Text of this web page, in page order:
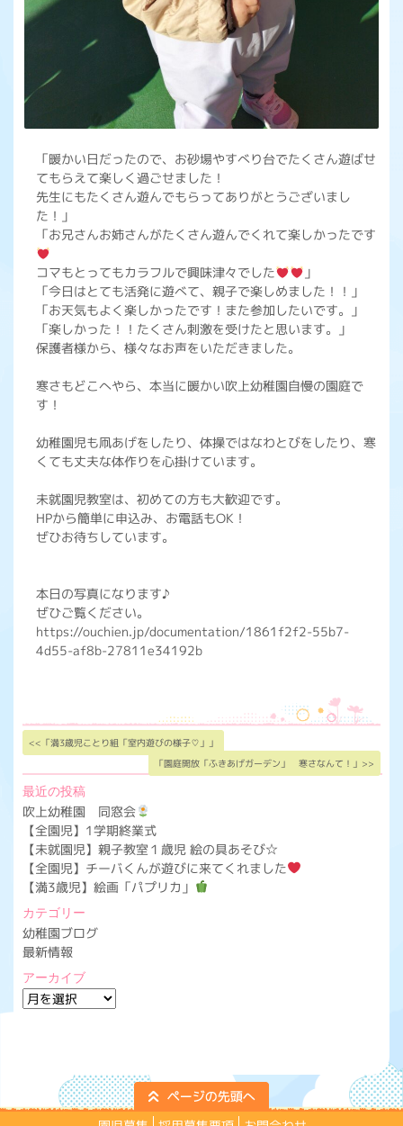
「暖かい日だったので、お砂場やすべり台でたくさん遊ばせ
てもらえて楽しく過ごせました！
先生にもたくさん遊んでもらってありがとうございまし
た！」
「お兄さんお姉さんがたくさん遊んでくれて楽しかったです
コマもとってもカラフルで興味津々でした
」
「今日はとても活発に遊べて、親子で楽しめました！！」
「お天気もよく楽しかったです！また参加したいです。」
「楽しかった！！たくさん刺激を受けたと思います。」
保護者様から、様々なお声をいただきました。
寒さもどこへやら、本当に暖かい吹上幼稚園自慢の園庭で
す！
幼稚園児も凧あげをしたり、体操ではなわとびをしたり、寒
くても丈夫な体作りを心掛けています。
未就園児教室は、初めての方も大歓迎です。
HPから簡単に申込み、お電話もOK！
ぜひお待ちしています。
本日の写真になります♪
ぜひご覧ください。
https://ouchien.jp/documentation/1861f2f2-55b7-
4d55-af8b-27811e34192b
<<「満3歳児ことり組「室内遊びの様子♡」」
「園庭開放「ふきあげガーデン」 寒さなんて！」>>
最近の投稿
吹上幼稚園 同窓会
【全園児】1学期終業式
【未就園児】親子教室１歳児 絵の具あそび☆
【全園児】チーバくんが遊びに来てくれました
【満3歳児】絵画「パプリカ」
カテゴリー
幼稚園ブログ
最新情報
アーカイブ
ア